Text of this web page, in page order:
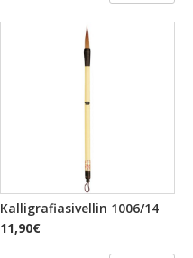
Kalligrafiasivellin 1006/14
11,90€